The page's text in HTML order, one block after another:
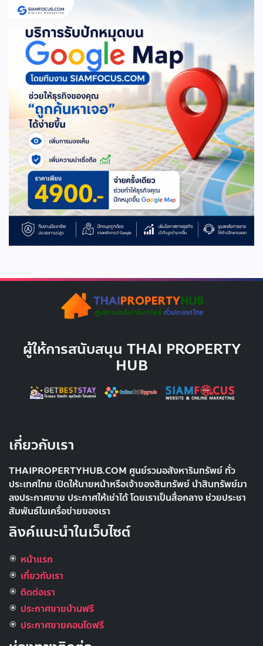
ผู้ให้การสนับสนุน THAI PROPERTY
HUB
เกี่ยวกับเรา
THAIPROPERTYHUB.COM ศูนย์รวมอสังหาริมทรัพย์ ทั่ว
ประเทศไทย เปิดให้นายหน้าหรือเจ้าของสินทรัพย์ นำสินทรัพย์มา
ลงประกาศขาย ประกาศให้เช่าได้ โดยเราเป็นสื่อกลาง ช่วยประชา
สัมพันธ์ในเครื่อข่ายของเรา
ลิงค์แนะนำในเว็บไซต์
หน้าแรก
เกี่ยวกับเรา
ติดต่อเรา
ประกาศขายบ้านฟรี
ประกาศขายคอนโดฟรี